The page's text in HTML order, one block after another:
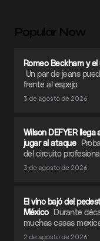
Popular Now
Romeo Beckham y
Un par de jeans
frente al espejo
3 de agosto de 2026
Wilson DEFYER
jugar al ataque
del circuito
3 de agosto de 2026
El vino bajó del
México Durante
muchas casas
2 de agosto de 2026